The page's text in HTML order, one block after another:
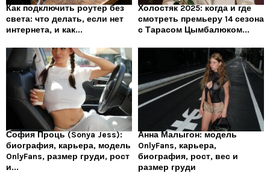
Как подключить роутер без
света: что делать, если нет
интернета, и как...
Холостяк 2025: когда и где
смотреть премьеру 14 сезона
с Тарасом Цымбалюком...
София Проць (Sonya Jess):
биография, карьера, модель
OnlyFans, размер груди, рост
и...
Анна Малыгон: модель
OnlyFans, карьера,
биография, рост, вес и
размер груди